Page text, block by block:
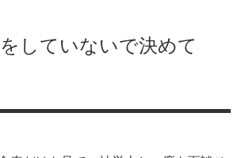
していないで決めて